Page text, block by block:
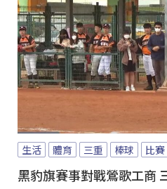
生活 體育 三重 棒球 比賽
黑豹旗賽事對戰鶯歌工商